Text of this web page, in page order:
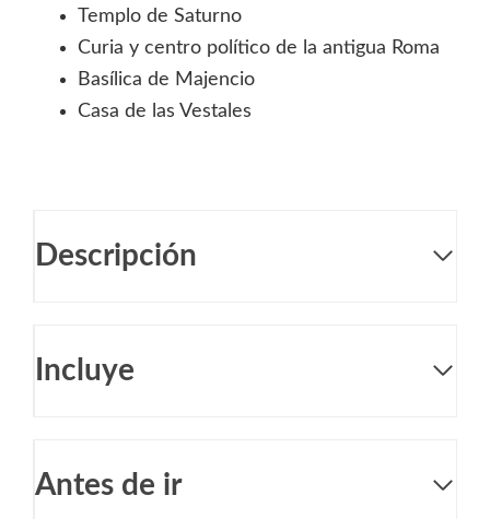
Templo de Saturno
Curia y centro político de la antigua Roma
Basílica de Majencio
Casa de las Vestales
Descripción
Incluye
Antes de ir